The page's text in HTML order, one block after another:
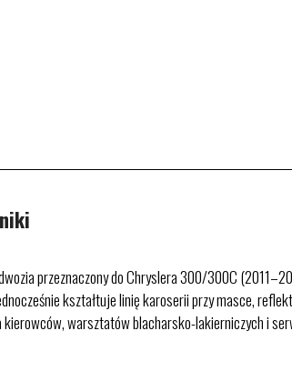
przeznaczony do Chryslera 300/300C
kształtuje linię karoserii przy masce,
warsztatów blacharsko-lakierniczych i